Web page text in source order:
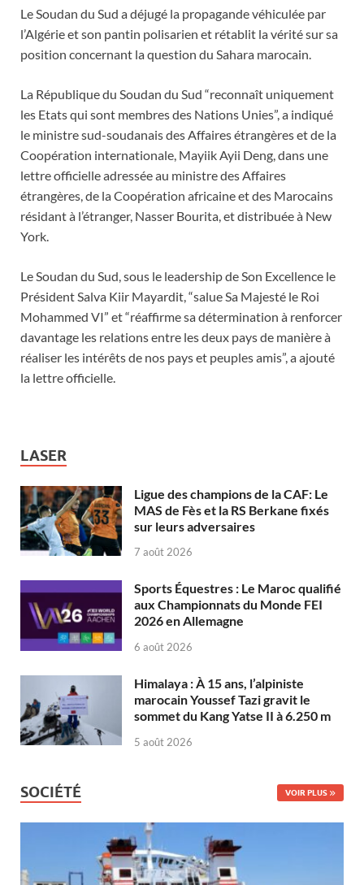
Le Soudan du Sud a déjugé la propagande véhiculée par
l’Algérie et son pantin polisarien et rétablit la vérité sur sa
position concernant la question du Sahara marocain.
La République du Soudan du Sud “reconnaît uniquement
les Etats qui sont membres des Nations Unies”, a indiqué
le ministre sud-soudanais des Affaires étrangères et de la
Coopération internationale, Mayiik Ayii Deng, dans une
lettre officielle adressée au ministre des Affaires
étrangères, de la Coopération africaine et des Marocains
résidant à l’étranger, Nasser Bourita, et distribuée à New
York.
Le Soudan du Sud, sous le leadership de Son Excellence le
Président Salva Kiir Mayardit, “salue Sa Majesté le Roi
Mohammed VI” et “réaffirme sa détermination à renforcer
davantage les relations entre les deux pays de manière à
réaliser les intérêts de nos pays et peuples amis”, a ajouté
la lettre officielle.
LASER
Ligue des champions de la CAF: Le
MAS de Fès et la RS Berkane fixés
sur leurs adversaires
7 août 2026
Sports Équestres : Le Maroc qualifié
aux Championnats du Monde FEI
2026 en Allemagne
6 août 2026
Himalaya : À 15 ans, l’alpiniste
marocain Youssef Tazi gravit le
sommet du Kang Yatse II à 6.250 m
5 août 2026
SOCIÉTÉ VOIR PLUS